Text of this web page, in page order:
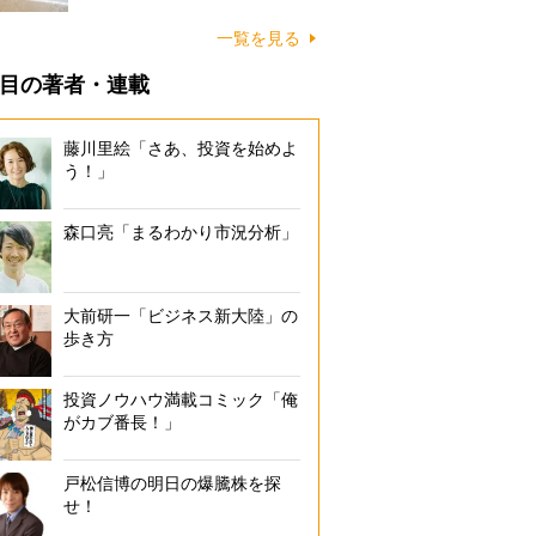
一覧を見る
の著者・連載
藤川里絵「さあ、投資を始めよ
う！」
森口亮「まるわかり市況分析」
大前研一「ビジネス新大陸」の
歩き方
投資ノウハウ満載コミック「俺
がカブ番長！」
戸松信博の明日の爆騰株を探
せ！